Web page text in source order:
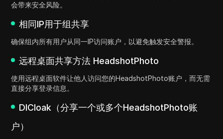
会带来安全风险。
相同IP用于组共享
确保组内所有用户从同一IP访问账户，以避免触发安全警报。
远程桌面共享方法 HeadshotPhoto
使用远程桌面软件让他人访问您的HeadshotPhoto账户，而无需
直接分享登录信息。
DICloak（分享一个或多个HeadshotPhoto账
户）